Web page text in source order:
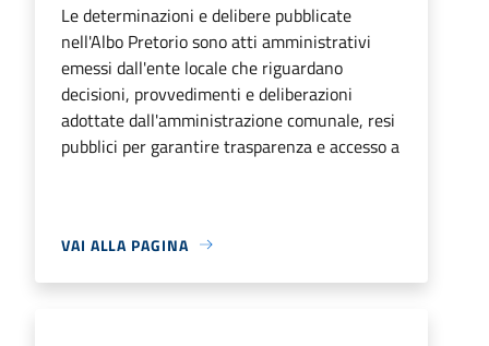
Le determinazioni e delibere pubblicate
nell'Albo Pretorio sono atti amministrativi
emessi dall'ente locale che riguardano
decisioni, provvedimenti e deliberazioni
adottate dall'amministrazione comunale, resi
pubblici per garantire trasparenza e accesso a
VAI ALLA PAGINA